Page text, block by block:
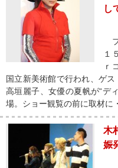
し
１
ｒ
国立新美術館で行われ、ゲ
高垣麗子、女優の夏帆が“デ
場。ショー観覧の前に取材に
木
娠